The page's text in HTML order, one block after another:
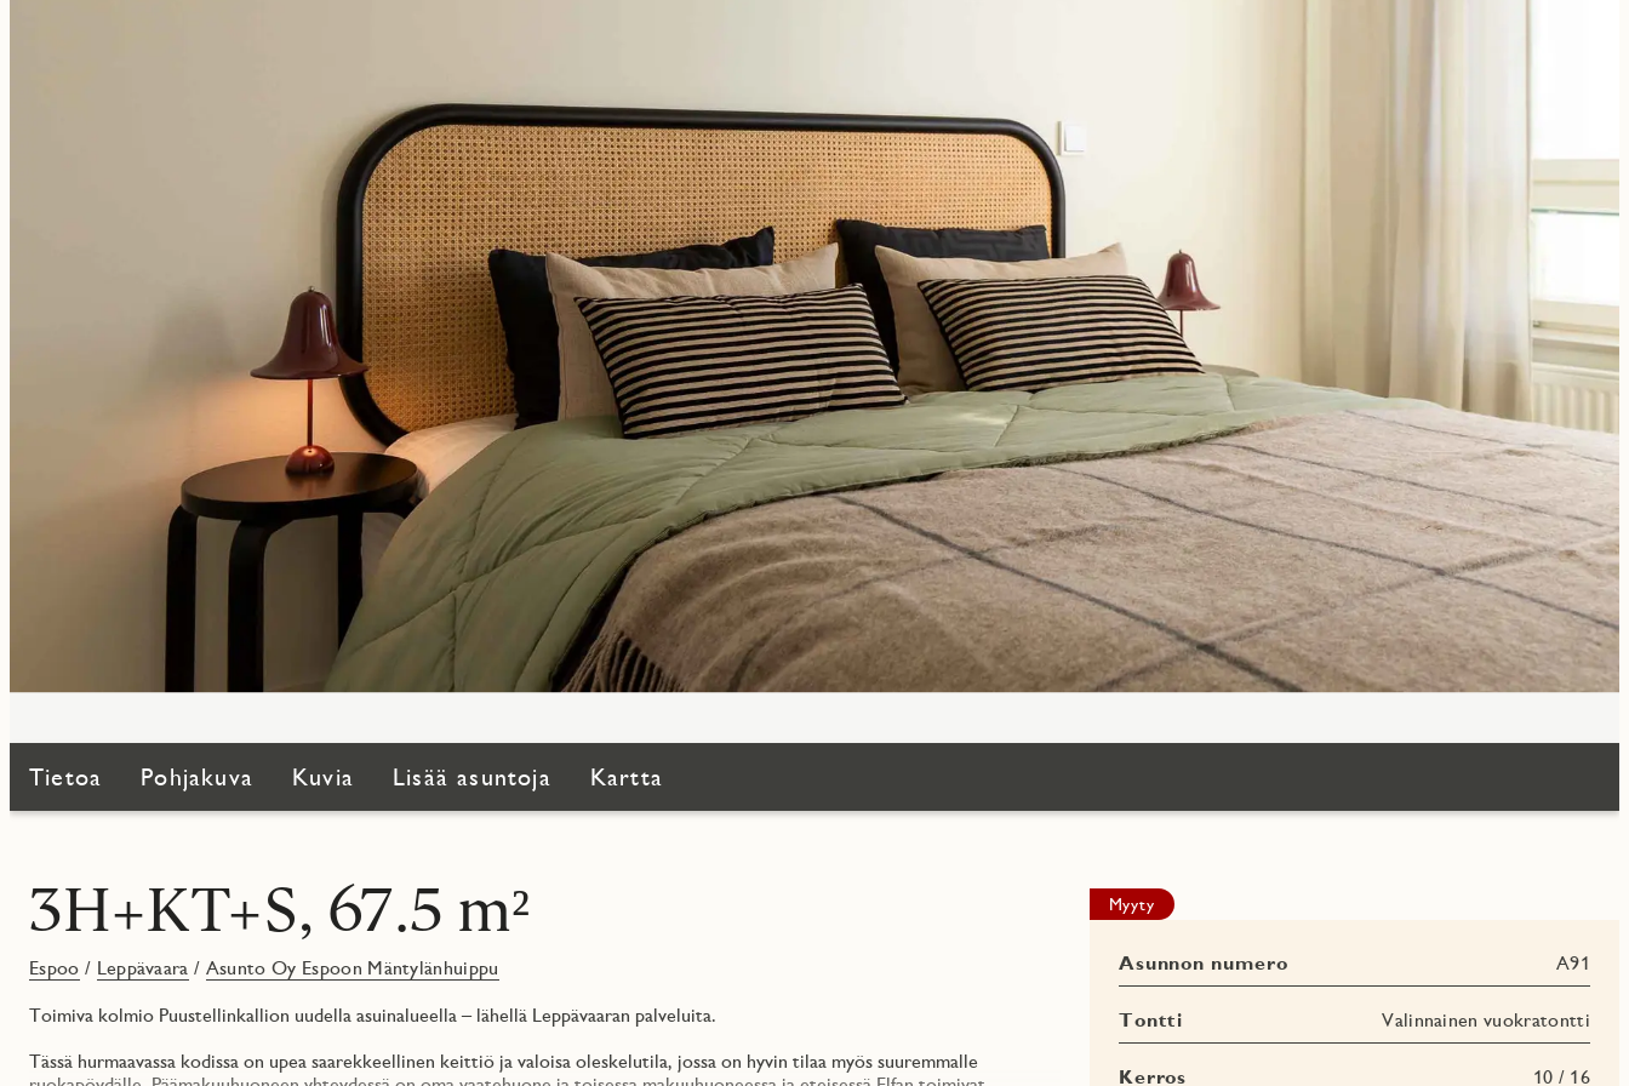
Tietoa Pohjakuva Kuvia Lisää asuntoja Kartta
3H+KT+S, 67.5 m²
Espoo / Leppävaara / Asunto Oy Espoon Mäntylänhuippu
Toimiva kolmio Puustellinkallion uudella asuinalueella – lähellä Leppävaaran palveluita.
Tässä hurmaavassa kodissa on upea saarekkeellinen keittiö ja valoisa oleskelutila, jossa on hyvin tilaa myös suuremmalle
Myyty
Asunnon numero A91
Tontti Valinnainen vuokratontti
Kerros 10 / 16